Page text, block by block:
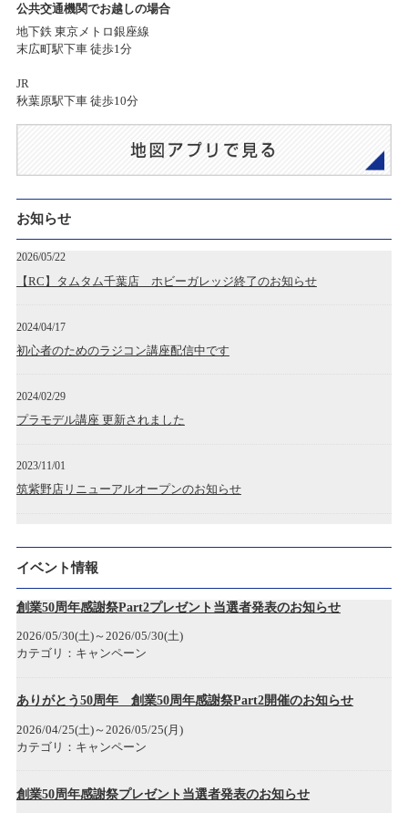
公共交通機関でお越しの場合
地下鉄 東京メトロ銀座線
末広町駅下車 徒歩1分
JR
秋葉原駅下車 徒歩10分
お知らせ
2026/05/22
【RC】タムタム千葉店 ホビーガレッジ終了のお知らせ
2024/04/17
初心者のためのラジコン講座配信中です
2024/02/29
プラモデル講座 更新されました
2023/11/01
筑紫野店リニューアルオープンのお知らせ
広島アルパーク店 開店のお知らせ
2022/12/19
神戸三宮店開店のお知らせ
年末年始各店舗営業時間のお知らせ
2022/11/22
イベント情報
創業50周年感謝祭Part2プレゼント当選者発表のお知らせ
2026/05/30(土)～2026/05/30(土)
カテゴリ：キャンペーン
ありがとう50周年 創業50周年感謝祭Part2開催のお知らせ
2026/04/25(土)～2026/05/25(月)
カテゴリ：キャンペーン
創業50周年感謝祭プレゼント当選者発表のお知らせ